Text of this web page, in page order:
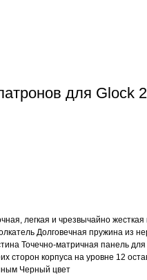
для Glock
легкая и чрезвычайно
Долговечная пружина из
Точечно-матричная панель
сторон корпуса на уровне 12
Черный цвет